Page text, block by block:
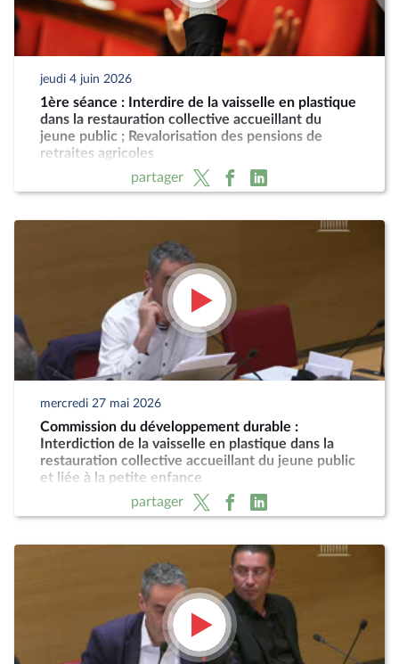
jeudi 4 juin 2026
1ère séance : Interdire de la vaisselle en plastique
dans la restauration collective accueillant du
jeune public ; Revalorisation des pensions de
retraites agricoles
partager
mercredi 27 mai 2026
Commission du développement durable :
Interdiction de la vaisselle en plastique dans la
restauration collective accueillant du jeune public
et liée à la petite enfance
partager